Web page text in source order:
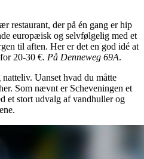
restaurant, der på én gang er hip
europæisk og selvfølgelig med et
til aften. Her er det en god idé at
20-30 €. På Denneweg 69A.
Uanset hvad du måtte
Som nævnt er Scheveningen et
et stort udvalg af vandhuller og